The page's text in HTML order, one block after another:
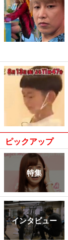
ピックアップ
特集
インタビュー